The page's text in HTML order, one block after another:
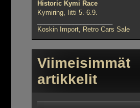
Historic Kymi Race
Kymiring, Iitti 5.-6.9.
Koskin Import, Retro Cars Sale
Viimeisimmät
artikkelit